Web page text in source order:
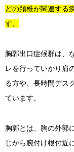
どの頚椎が関連する
す。
胸郭出口症候群は、
レを行っていかり肩
る方や、長時間デス
ています。
胸郭とは、胸の外郭
じから腕付け根付近